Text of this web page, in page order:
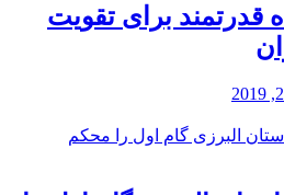
قدرتمند برای تقویت